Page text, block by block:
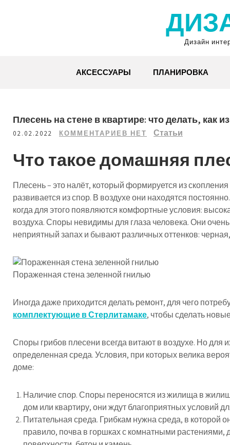
Дизайн
АКСЕССУАРЫ ПЛАНИРОВКА
Плесень на стене в квартире: что делать, как
02.02.2022 КОММЕНТАРИЕВ НЕТ Статьи
Что такое домашняя
Плесень – это налёт, который формируется из
развивается из спор. В воздухе они находятся
когда для этого появляются комфортные условия:
воздуха. Споры невидимы для глаза человека. Они
неприятный запах и бывают различных оттенков:
Пораженная стена зеленной гнилью
Иногда даже приходится делать ремонт, для чего
комплектующие в Стерлитамаке, чтобы сделать
Споры грибов плесени всегда витают в воздухе. Но для
определенная среда. Условия, при которых велика
доме:
Наличие спор. Споры переносятся из жилища в
дом или квартиру, они ждут благоприятных условий
Питательная среда. Грибкам нужна среда, в которой
правило, почва в горшках с комнатными